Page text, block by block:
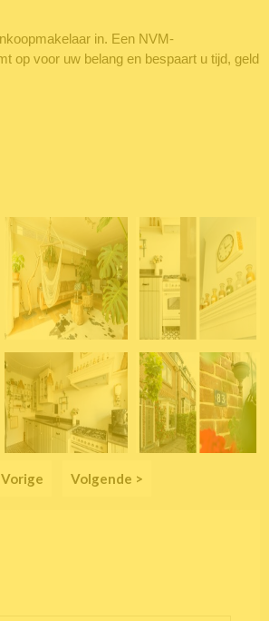
in. Een NVM-
op voor uw belang en bespaart u tijd, geld
Vorige Volgende >